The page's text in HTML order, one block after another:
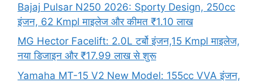
Bajaj Pulsar N250 2026: Sporty Design, 250cc
इंजन, 62 Kmpl माइलेज और कीमत ₹1.10 लाख
MG Hector Facelift: 2.0L टर्बो इंजन,15 Kmpl माइलेज,
नया डिजाइन और ₹17.99 लाख से शुरू
Yamaha MT-15 V2 New Model: 155cc VVA इंजन,